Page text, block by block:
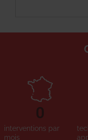
interventions par
mois
0